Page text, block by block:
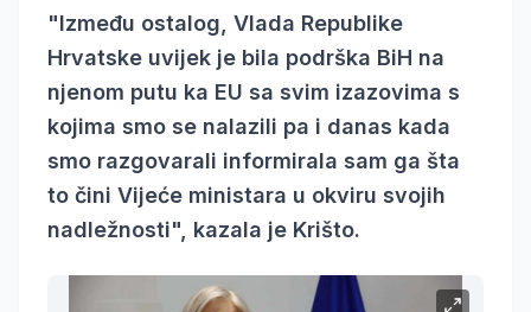
"Između ostalog, Vlada Republike
Hrvatske uvijek je bila podrška BiH na
njenom putu ka EU sa svim izazovima s
kojima smo se nalazili pa i danas kada
smo razgovarali informirala sam ga šta
to čini Vijeće ministara u okviru svojih
nadležnosti", kazala je Krišto.